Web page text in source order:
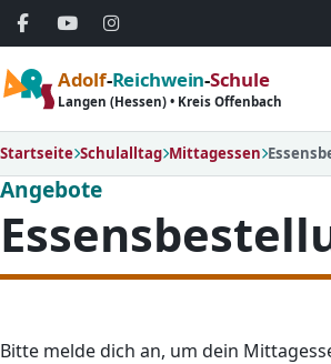
Adolf-Reichwein-Schule
Langen (Hessen) • Kreis Offenbach
Startseite Schulalltag Mittagessen
Angebote
Bitte melde dich an, um dein